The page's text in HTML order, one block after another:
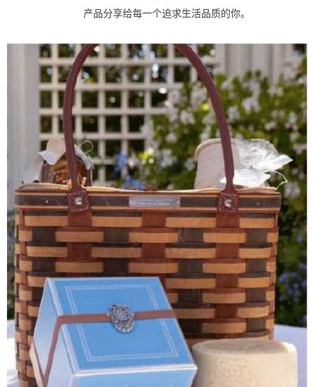
产品分享给每一个追求生活品质的你。